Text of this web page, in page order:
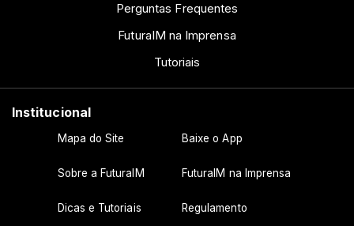
Perguntas Frequentes
FuturaIM na Imprensa
Tutoriais
Institucional
Mapa do Site Baixe o App
Sobre a FuturaIM FuturaIM na Imprensa
Dicas e Tutoriais Regulamento